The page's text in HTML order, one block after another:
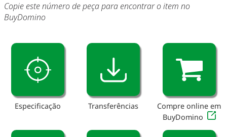
Copie este número de peça para encontrar o item no
BuyDomino
Especificação Transferências
Compre online em
BuyDomino